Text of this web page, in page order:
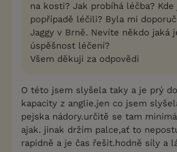
na kosti? Jak probíhá léčba?
popřípadě léčili? Byla mi
Jaggy v Brně. Nevíte někdo jaká
úspěšnost léčení?
Všem děkuji za odpovědi
O této jsem slyšela taky a je prý
kapacity z anglie.jen co jsem
pejska nádory.určitě se tam
ajak. jinak držím palce,ať to
rapidně a je čas řešit.hodně síly a